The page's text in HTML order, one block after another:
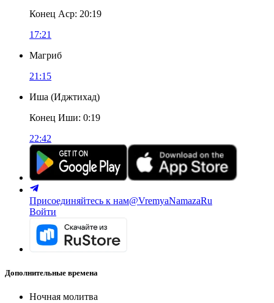
Конец Аср: 20:19
17:21
Магриб
21:15
Иша (Иджтихад)
Конец Иши: 0:19
22:42
Присоединяйтесь к нам@VremyaNamazaRu
Войти
Дополнительные времена
Ночная молитва